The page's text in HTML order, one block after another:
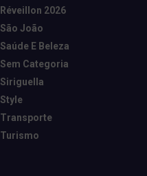
Réveillon 2026
São João
Saúde E Beleza
Sem Categoria
Siriguella
Style
Transporte
Turismo